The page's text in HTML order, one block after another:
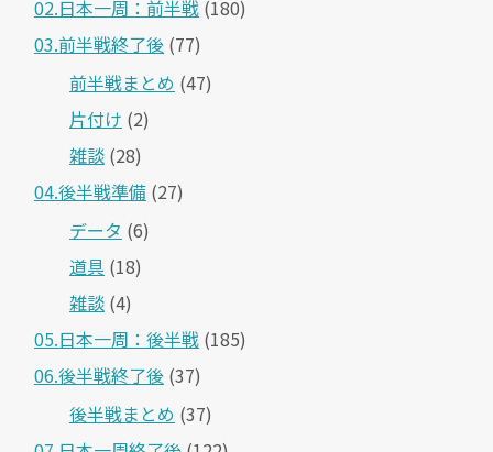
02.日本一周：前半戦 (180)
03.前半戦終了後 (77)
前半戦まとめ (47)
片付け (2)
雑談 (28)
04.後半戦準備 (27)
データ (6)
道具 (18)
雑談 (4)
05.日本一周：後半戦 (185)
06.後半戦終了後 (37)
後半戦まとめ (37)